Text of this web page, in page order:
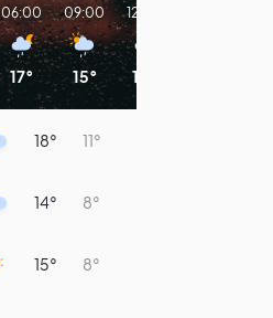
06:00
17°
09:00
15°
12:00
14°
18° 11°
14° 8°
15° 8°